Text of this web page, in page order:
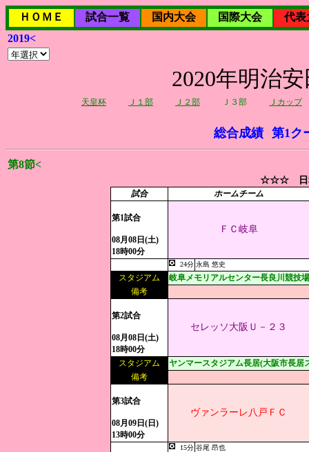
ＨＯＭＥ 試合一覧 国内大会 国際大会
代表
2019<
2020年明治
天皇杯 Ｊ１部 Ｊ２部 Ｊ３部 Ｊカップ
総合成績 第1ク
第8節<
☆☆☆ 日
試合 ホームチーム
第1試合
08月08日(土)
18時00分
ＦＣ岐阜
24分 永島 悠史
スタジアム
岐阜メモリアルセンター長良川競技場
備考
第2試合
08月08日(土)
18時00分
セレッソ大阪Ｕ－２３
スタジアム
ヤンマースタジアム長居(大阪市長居
備考
第3試合
08月09日(日)
13時00分
ヴァンラーレ八戸ＦＣ
15分 谷尾 昂也